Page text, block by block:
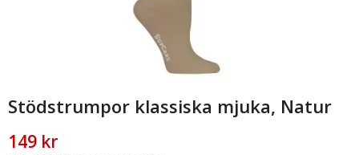
Stödstrumpor klassiska mjuka, Natur
149 kr